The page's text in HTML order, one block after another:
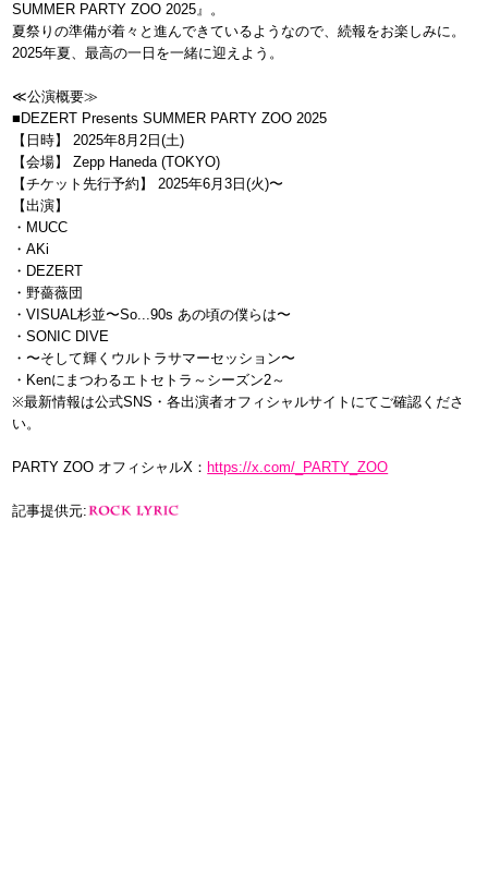
SUMMER PARTY ZOO 2025』。
夏祭りの準備が着々と進んできているようなので、続報をお楽しみに。
2025年夏、最高の一日を一緒に迎えよう。
≪公演概要≫
■DEZERT Presents SUMMER PARTY ZOO 2025
【日時】 2025年8月2日(土)
【会場】 Zepp Haneda (TOKYO)
【チケット先行予約】 2025年6月3日(火)〜
【出演】
・MUCC
・AKi
・DEZERT
・野薔薇団
・VISUAL杉並〜So...90s あの頃の僕らは〜
・SONIC DIVE
・〜そして輝くウルトラサマーセッション〜
・Kenにまつわるエトセトラ～シーズン2～
※最新情報は公式SNS・各出演者オフィシャルサイトにてご確認くださ
い。
PARTY ZOO オフィシャルX： https://x.com/_PARTY_ZOO
記事提供元: